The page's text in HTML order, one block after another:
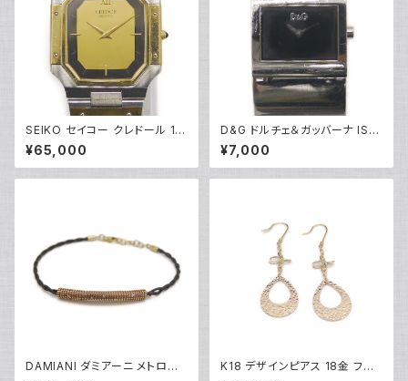
SEIKO セイコー クレドール 18
Kミドル 14Kベゼル クォーツ 腕
時計 金文字盤 9300-5320 Y
05267
¥65,000
D&G ドルチェ＆ガッバーナ IS F
OREVER クォーツ ブラック文字
盤 DW0221 Y05268
¥7,000
DAMIANI ダミアーニ メトロポ
K18 デザインピアス 18金 フッ